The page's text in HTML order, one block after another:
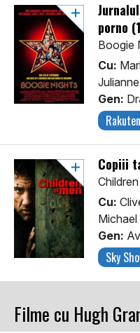
porno
Boogie
Cu:
Gen:
Rakuten
Copiii
Cu:
Michael
Gen:
Sky
Filme cu Hugh